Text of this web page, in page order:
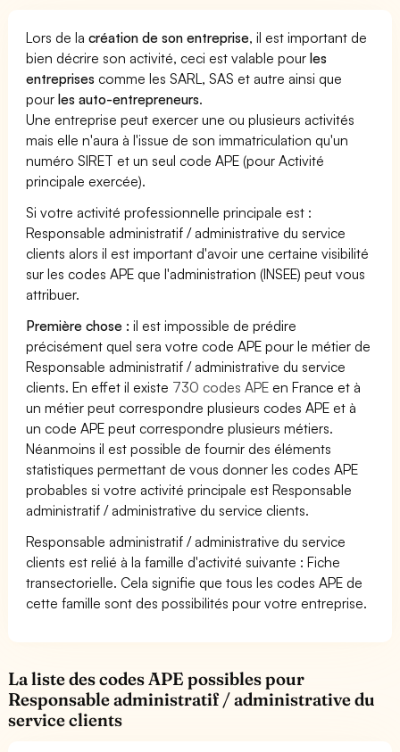
Lors de lacréation de son entreprise, il est important de
bien décrire son activité, ceci est valable pourles
entreprises comme les SARL, SAS et autre ainsi que
pourles auto-entrepreneurs.
Une entreprise peut exercer une ou plusieurs activités
mais elle n'aura à l'issue de son immatriculation qu'un
numéro SIRET et un seul code APE (pour Activité
principale exercée).
Si votre activité professionnelle principale est :
Responsable administratif / administrative du service
clients alors il est important d'avoir une certaine visibilité
sur les codes APE que l'administration (INSEE) peut vous
attribuer.
Première chose : il est impossible de prédire
précisément quel sera votre code APE pour le métier de
Responsable administratif / administrative du service
clients. En effet il existe 730 codes APE en France et à
un métier peut correspondre plusieurs codes APE et à
un code APE peut correspondre plusieurs métiers.
Néanmoins il est possible de fournir des éléments
statistiques permettant de vous donner les codes APE
probables si votre activité principale est Responsable
administratif / administrative du service clients.
Responsable administratif / administrative du service
clients est relié à la famille d'activité suivante : Fiche
transectorielle. Cela signifie que tous les codes APE de
cette famille sont des possibilités pour votre entreprise.
La liste des codes APE possibles pour
Responsable administratif / administrative du
service clients